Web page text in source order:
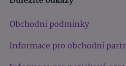
Obchodní podmínky
Informace pro obchodní